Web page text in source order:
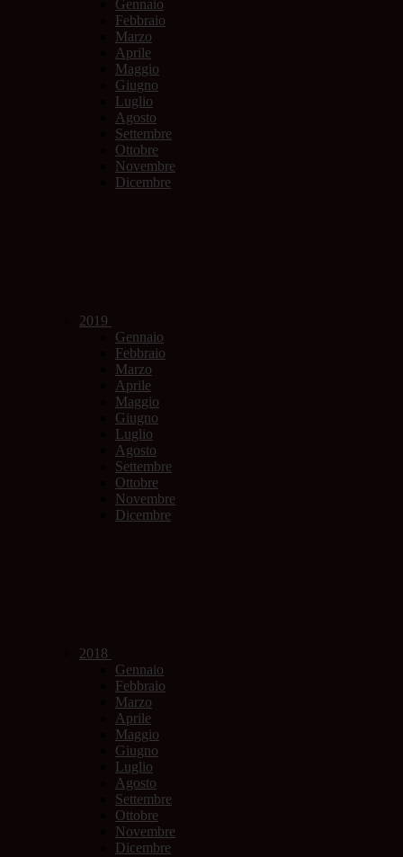
Gennaio
Febbraio
Marzo
Aprile
Maggio
Giugno
Luglio
Agosto
Settembre
Ottobre
Novembre
Dicembre
2019
Gennaio
Febbraio
Marzo
Aprile
Maggio
Giugno
Luglio
Agosto
Settembre
Ottobre
Novembre
Dicembre
2018
Gennaio
Febbraio
Marzo
Aprile
Maggio
Giugno
Luglio
Agosto
Settembre
Ottobre
Novembre
Dicembre